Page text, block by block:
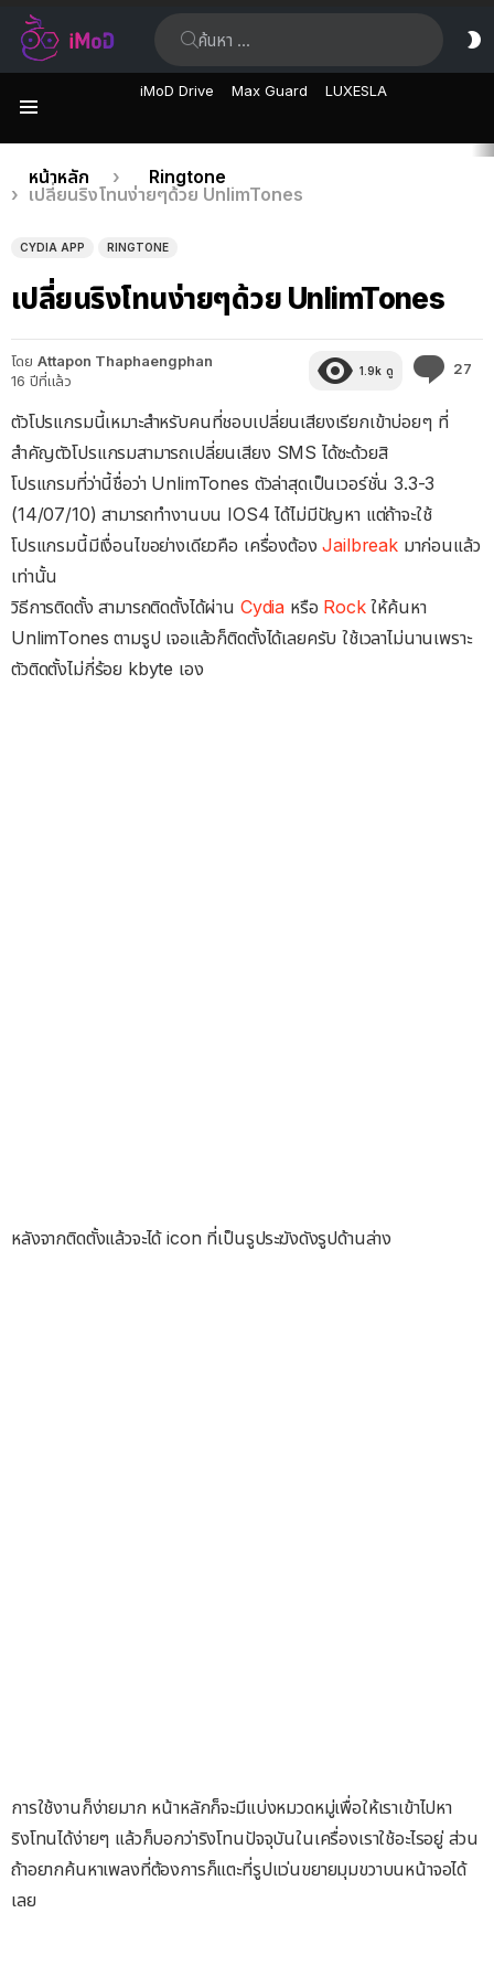
iMoD Drive Max Guard LUXESLA
เรื่อง
ล่าสุด
คุณอยู่ที่นี่:
หน้าหลัก
Ringtone
เปลี่ยนริงโทนง่ายๆด้วย UnlimTones
CYDIA APP RINGTONE
เปลี่ยนริงโทนง่ายๆด้วย UnlimTones
โดย Attapon Thaphaengphan
16 ปีที่แล้ว
1.9k ดู 27
ตัวโปรแกรมนี้เหมาะสำหรับคนที่ชอบเปลี่ยนเสียงเรียกเข้าบ่อยๆ ที่
สำคัญตัวโปรแกรมสามารถเปลี่ยนเสียง SMS ได้ซะด้วยสิ
โปรแกรมที่ว่านี้ชื่อว่า UnlimTones ตัวล่าสุดเป็นเวอร์ชั่น 3.3-3
(14/07/10) สามารถทำงานบน IOS4 ได้ไม่มีปัญหา แต่ถ้าจะใช้
โปรแกรมนี้มีเงื่อนไขอย่างเดียวคือ เครื่องต้องJailbreakมาก่อนแล้ว
เท่านั้น
วิธีการติดตั้ง สามารถติดตั้งได้ผ่าน Cydia หรือ Rockให้ค้นหา
UnlimTones ตามรูป เจอแล้วก็ติดตั้งได้เลยครับ ใช้เวลาไม่นานเพราะ
ตัวติดตั้งไม่กี่ร้อย kbyte เอง
หลังจากติดตั้งแล้วจะได้ icon ที่เป็นรูประฆังดังรูปด้านล่าง
การใช้งานก็ง่ายมาก หน้าหลักก็จะมีแบ่งหมวดหมู่เพื่อให้เราเข้าไปหา
ริงโทนได้ง่ายๆ แล้วก็บอกว่าริงโทนปัจจุบันในเครื่องเราใช้อะไรอยู่ ส่วน
ถ้าอยากค้นหาเพลงที่ต้องการก็แตะที่รูปแว่นขยายมุมขวาบนหน้าจอได้
เลย